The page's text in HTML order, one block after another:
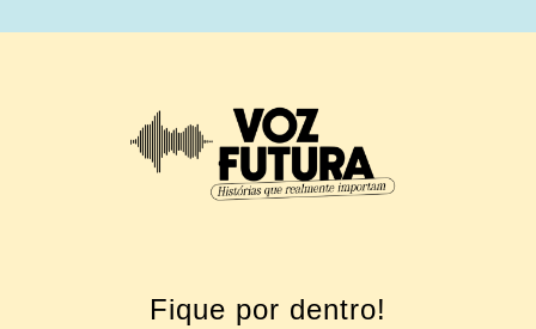
Fique por dentro!